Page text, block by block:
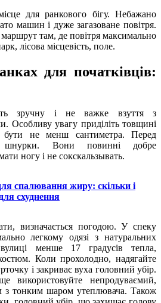
для ранкового бігу. Небажано
машин і дуже загазоване повітря.
там, де повітря максимально
лісова місцевість, поле.
для початківців:
зручну і не важке взуття з
Особливу увагу приділіть товщині
не менш сантиметра. Перед
шнурки. Вони повинні добре
ногу і не сокскальзывать.
спалювання жиру: скільки і
схуднення
визначається погодою. У спеку
легкому одязі з натуральних
менше 17 градусів тепла,
Коли прохолодно, надягайте
і закриває вуха головний убір.
використовуйте непродуваємий,
з тонким шаром утеплювача. Також